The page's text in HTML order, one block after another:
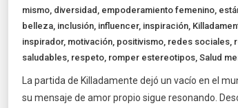
mismo diversidad empoderamiento femenino
belleza inclusión influencer, inspiración
inspirador, motivación positivismo redes sociales
saludables respeto romper estereotipos ,Salud
La partida de Killadamente dejó un vacío en el
su mensaje de amor propio sigue resonando.